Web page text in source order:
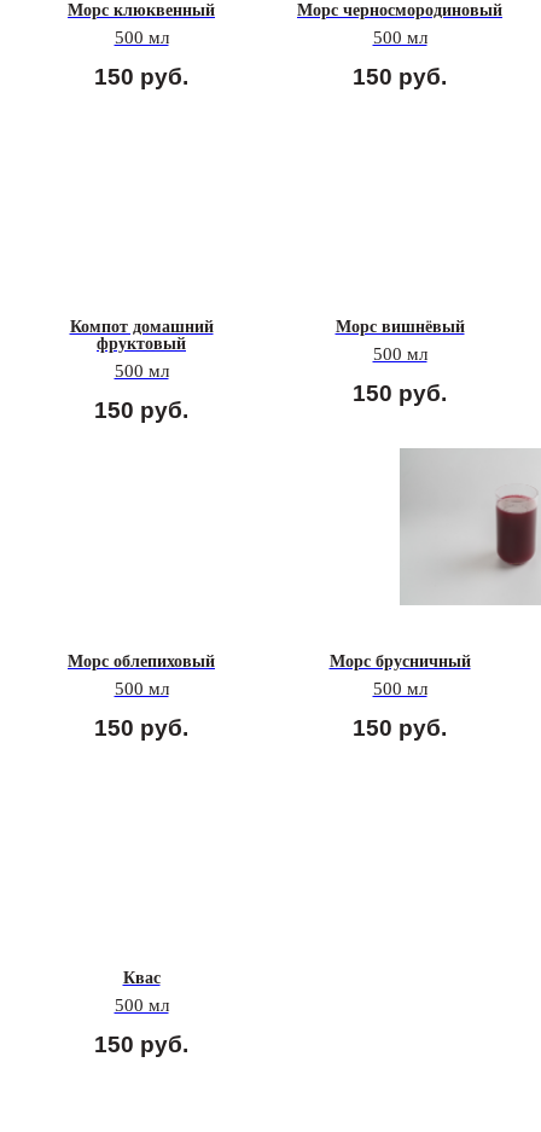
Морс клюквенный
500 мл
150 руб.
Морс черносмородиновый
500 мл
150 руб.
Компот домашний
фруктовый
500 мл
150 руб.
Морс вишнёвый
500 мл
150 руб.
Морс облепиховый
500 мл
150 руб.
Морс брусничный
500 мл
150 руб.
Квас
500 мл
150 руб.